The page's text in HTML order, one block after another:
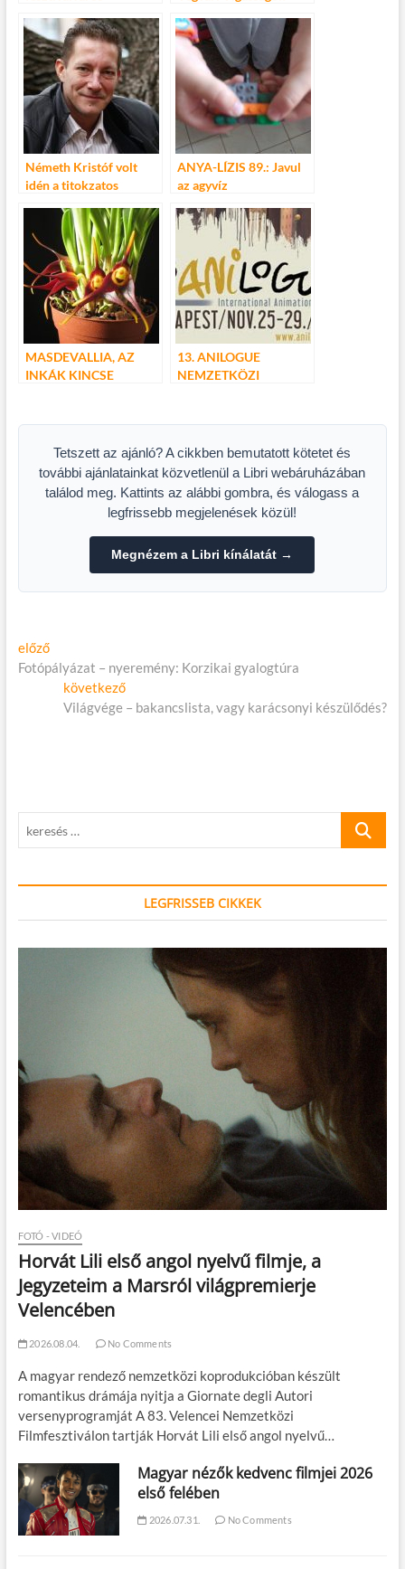
Németh Kristóf volt
idén a titokzatos
ANYA-LÍZIS 89.: Javul
az agyvíz
MASDEVALLIA, AZ
INKÁK KINCSE
13. ANILOGUE
NEMZETKÖZI
Tetszett az ajánló? A cikkben bemutatott kötetet és
további ajánlatainkat közvetlenül a Libri webáruházában
találod meg. Kattints az alábbi gombra, és válogass a
legfrissebb megjelenések közül!
Megnézem a Libri kínálatát →
Bejegyzés
navigáció
előzőElőző
cikk:
Fotópályázat – nyeremény: Korzikai gyalogtúra
következőKövetkező
cikk:
Világvége – bakancslista, vagy karácsonyi készülődés?
keresés
LEGFRISSEB CIKKEK
FOTÓ - VIDEÓ
Horvát Lili első angol nyelvű filmje, a
Jegyzeteim a Marsról világpremierje
Velencében
2026.08.04. No Comments
A magyar rendező nemzetközi koprodukcióban készült
romantikus drámája nyitja a Giornate degli Autori
versenyprogramját A 83. Velencei Nemzetközi
Filmfesztiválon tartják Horvát Lili első angol nyelvű…
Magyar nézők kedvenc filmjei 2026
első felében
2026.07.31. No Comments